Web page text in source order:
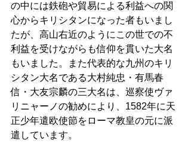
の中には鉄砲や貿易による利益への関
心からキリシタンになった者もいまし
たが、高山右近のようにこの世での不
利益を受けながらも信仰を貫いた大名
もいました。また代表的な九州のキリ
シタン大名である大村純忠・有馬春
信・大友宗麟の三大名は、巡察使ヴァ
リニャーノの勧めにより、1582年に天
正少年遣欧使節をローマ教皇の元に派
遣しています。